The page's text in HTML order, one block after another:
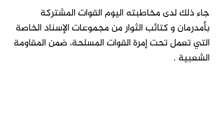
جاء ذلك لدى مخاطبته اليوم القوات المشتركة
بأمدرمان و كتائب الثوار من مجموعات الإسناد الخاصة
التي تعمل تحت إمرة القوات المسلحة، ضمن المقاومة
الشعبية .